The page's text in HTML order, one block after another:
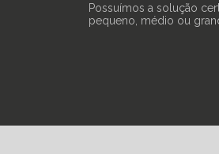
Possuímos a solução
pequeno, médio ou